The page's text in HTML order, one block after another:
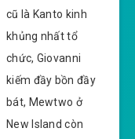
cũ là Kanto kinh
khủng nhất tổ
chức, Giovanni
kiếm đầy bồn đầy
bát, Mewtwo ở
New Island còn